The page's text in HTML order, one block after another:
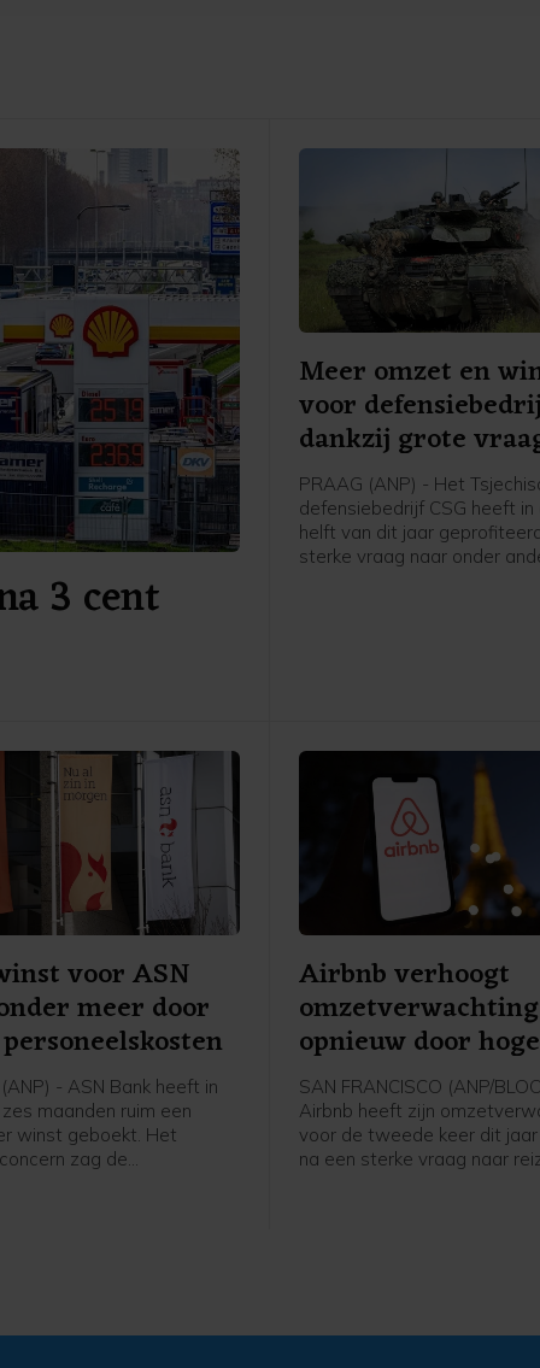
3 cent
Meer omzet en
voor
dankzij grote
PRAAG (ANP) - Het
defensiebedrijf CSG heeft
helft van dit jaar
sterke vraag naar onder
voor ASN
meer door
(ANP) - ASN Bank heeft in
maanden ruim een
winst geboekt. Het
zag de
Airbnb verhoogt
omzetverwachting
opnieuw door hoge
reisvraag
SAN FRANCISCO (ANP/
Airbnb heeft zijn
voor de tweede keer dit
na een sterke vraag naar